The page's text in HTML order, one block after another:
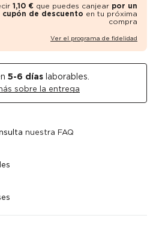
1,10 € que puedes canjear por un
cupón de descuento en tu próxima
compra
Ver el programa de fidelidad
5-6 días laborables.
sobre la entrega
nuestra FAQ